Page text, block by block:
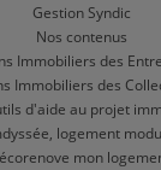
Gestion Syndic
Nos contenus
Immobiliers des
Immobiliers des
d'aide au projet
logement
mon